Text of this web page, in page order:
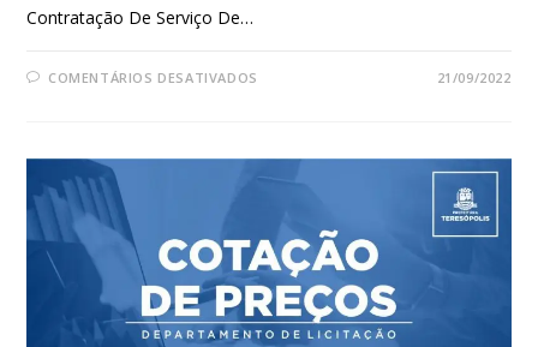
Contratação De Serviço De…
COMENTÁRIOS DESATIVADOS 21/09/2022